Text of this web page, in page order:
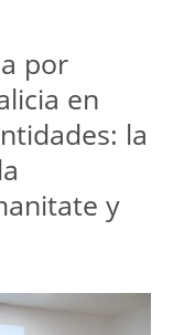
por
en
la
y